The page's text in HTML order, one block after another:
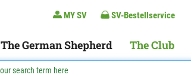
MY SV SV-Bestellservice
The German Shepherd The Club